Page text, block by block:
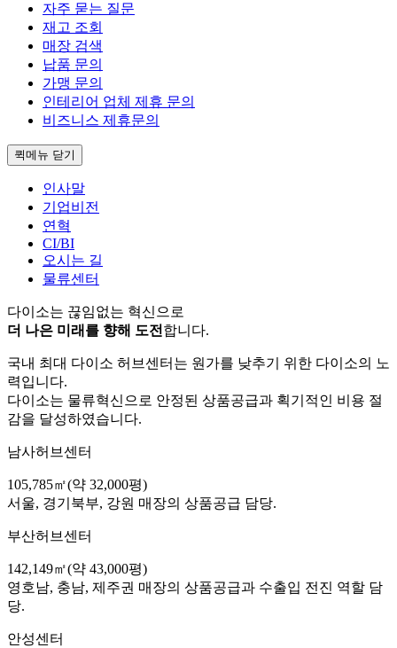
자주 묻는 질문
재고 조회
매장 검색
납품 문의
가맹 문의
인테리어 업체 제휴 문의
비즈니스 제휴문의
퀵메뉴 닫기
인사말
기업비전
연혁
CI/BI
오시는 길
물류센터
다이소는 끊임없는 혁신으로
더 나은 미래를 향해 도전 합니다.
국내 최대 다이소 허브센터는 원가를 낮추기 위한 다이소의 노
력입니다.
다이소는 물류혁신으로 안정된 상품공급과 획기적인 비용 절
감을 달성하였습니다.
남사허브센터
105,785㎡(약 32,000평)
서울, 경기북부, 강원 매장의 상품공급 담당.
부산허브센터
142,149㎡(약 43,000평)
영호남, 충남, 제주권 매장의 상품공급과 수출입 전진 역할 담
당.
안성센터